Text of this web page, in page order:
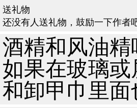
送礼物
还没有人送礼物，鼓励一下作者
酒精和风油
如果在玻璃
和卸甲巾里